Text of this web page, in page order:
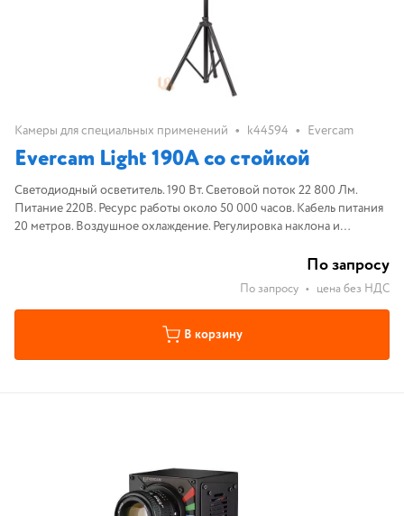
Камеры для специальных применений • k44594 • Evercam
Evercam Light 190А со стойкой
Светодиодный осветитель. 190 Вт. Световой поток 22 800 Лм.
Питание 220В. Ресурс работы около 50 000 часов. Кабель питания
20 метров. Воздушное охлаждение. Регулировка наклона и
По запросу
По запросу • цена без НДС
В корзину